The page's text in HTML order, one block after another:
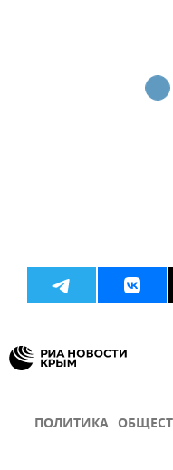
ПОЛИТИКА